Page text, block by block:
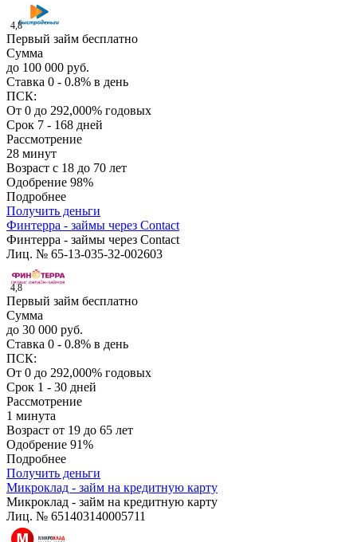
4,8
Первый займ бесплатно
Сумма
до 100 000 руб.
Ставка 0 - 0.8% в день
ПСК:
От 0 до 292,000% годовых
Срок 7 - 168 дней
Рассмотрение
28 минут
Возраст с 18 до 70 лет
Одобрение 98%
Подробнее
Получить деньги
Финтерра - займы через Contact
Финтерра - займы через Contact
Лиц. № 65-13-035-32-002603
4,8
Первый займ бесплатно
Сумма
до 30 000 руб.
Ставка 0 - 0.8% в день
ПСК:
От 0 до 292,000% годовых
Срок 1 - 30 дней
Рассмотрение
1 минута
Возраст от 19 до 65 лет
Одобрение 91%
Подробнее
Получить деньги
Микроклад - займ на кредитную карту
Микроклад - займ на кредитную карту
Лиц. № 651403140005711